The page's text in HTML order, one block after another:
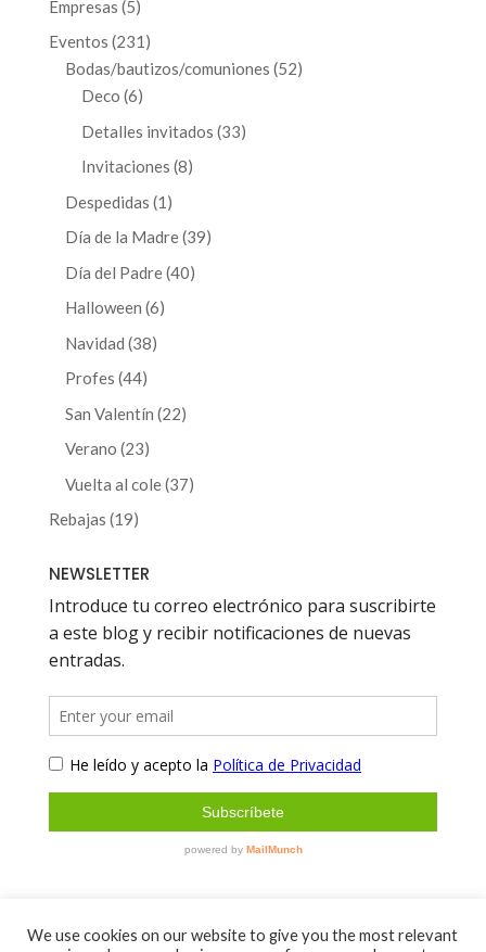
Empresas 55
productos
Eventos 231 231
productos
Bodas/bautizos/comuniones 5252
Deco 66
productos
Detalles invitados 3333
Invitaciones 88
Despedidas 1 1
producto
Día de la Madre 3939
Día del Padre 4040
Halloween 66
Navidad 3838
Profes 4444
productos
San Valentín 2222
Verano 2323
productos
Vuelta al cole 3737
Rebajas 1919
NEWSLETTER
We use cookies on our website to give you the most relevant